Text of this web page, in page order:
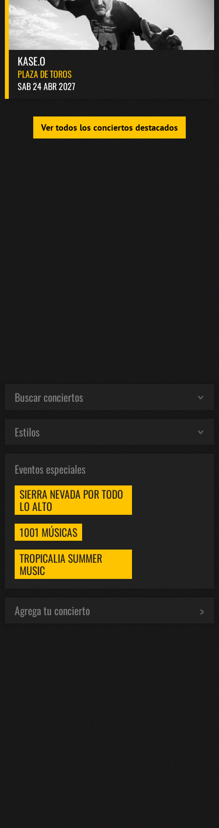
KASE.O
PLAZA DE TOROS
SAB 24 ABR 2027
Ver todos los conciertos destacados
Buscar conciertos
Estilos
Eventos especiales
SIERRA NEVADA POR TODO
LO ALTO
1001 MÚSICAS
TROPICALIA SUMMER
MUSIC
Agrega tu concierto